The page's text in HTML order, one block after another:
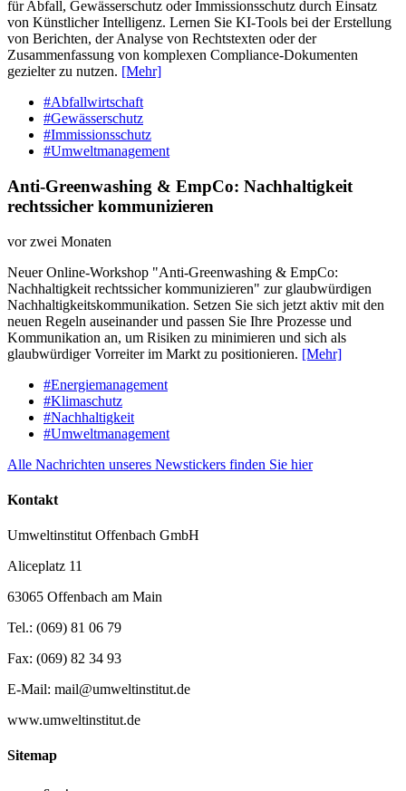
für Abfall, Gewässerschutz oder Immissionsschutz durch Einsatz
von Künstlicher Intelligenz. Lernen Sie KI-Tools bei der Erstellung
von Berichten, der Analyse von Rechtstexten oder der
Zusammenfassung von komplexen Compliance-Dokumenten
gezielter zu nutzen. [Mehr]
#Abfallwirtschaft
#Gewässerschutz
#Immissionsschutz
#Umweltmanagement
Anti-Greenwashing & EmpCo: Nachhaltigkeit
rechtssicher kommunizieren
vor zwei Monaten
Neuer Online-Workshop "Anti-Greenwashing & EmpCo:
Nachhaltigkeit rechtssicher kommunizieren" zur glaubwürdigen
Nachhaltigkeitskommunikation. Setzen Sie sich jetzt aktiv mit den
neuen Regeln auseinander und passen Sie Ihre Prozesse und
Kommunikation an, um Risiken zu minimieren und sich als
glaubwürdiger Vorreiter im Markt zu positionieren. [Mehr]
#Energiemanagement
#Klimaschutz
#Nachhaltigkeit
#Umweltmanagement
Alle Nachrichten unseres Newstickers finden Sie hier
Kontakt
Umweltinstitut Offenbach GmbH
Aliceplatz 11
63065 Offenbach am Main
Tel.: (069) 81 06 79
Fax: (069) 82 34 93
E-Mail: mail@umweltinstitut.de
www.umweltinstitut.de
Sitemap